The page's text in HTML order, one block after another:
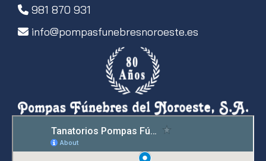
981 870 931
info
pompasfunebresnoroeste.es